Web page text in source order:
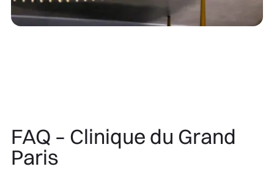
FAQ – Clinique du Grand
Paris